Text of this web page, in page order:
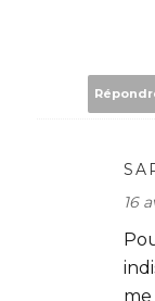
16
me